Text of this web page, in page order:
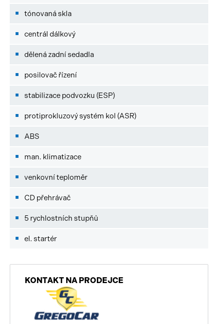
tónovaná skla
centrál dálkový
dělená zadní sedadla
posilovač řízení
stabilizace podvozku (ESP)
protiprokluzový systém kol (ASR)
ABS
man. klimatizace
venkovní teploměr
CD přehrávač
5 rychlostních stupňů
el. startér
KONTAKT NA PRODEJCE